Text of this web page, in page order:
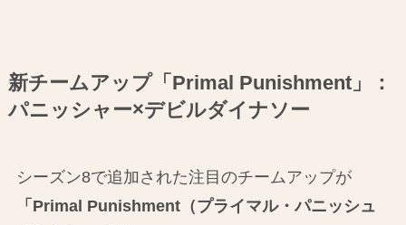
新チームアップ「Primal Punishment」：
パニッシャー×デビルダイナソー
シーズン8で追加された注目のチームアップが
「Primal Punishment（プライマル・パニッシュ